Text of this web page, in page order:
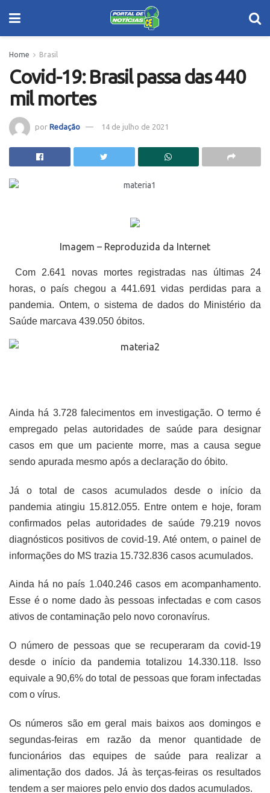
Home Brasil
Covid-19: Brasil passa das 440
mil mortes
por Redação 14 de julho de 2021
Imagem – Reproduzida da Internet
Com 2.641 novas mortes registradas nas últimas 24
horas, o país chegou a 441.691 vidas perdidas para a
pandemia. Ontem, o sistema de dados do Ministério da
Saúde marcava 439.050 óbitos.
Ainda há 3.728 falecimentos em investigação. O termo é
empregado pelas autoridades de saúde para designar
casos em que um paciente morre, mas a causa segue
sendo apurada mesmo após a declaração do óbito.
Já o total de casos acumulados desde o início da
pandemia atingiu 15.812.055. Entre ontem e hoje, foram
confirmados pelas autoridades de saúde 79.219 novos
diagnósticos positivos de covid-19. Até ontem, o painel de
informações do MS trazia 15.732.836 casos acumulados.
Ainda há no país 1.040.246 casos em acompanhamento.
Esse é o nome dado às pessoas infectadas e com casos
ativos de contaminação pelo novo coronavírus.
O número de pessoas que se recuperaram da covid-19
desde o início da pandemia totalizou 14.330.118. Isso
equivale a 90,6% do total de pessoas que foram infectadas
com o vírus.
Os números são em geral mais baixos aos domingos e
segundas-feiras em razão da menor quantidade de
funcionários das equipes de saúde para realizar a
alimentação dos dados. Já às terças-feiras os resultados
tendem a ser maiores pelo envio dos dados acumulados.